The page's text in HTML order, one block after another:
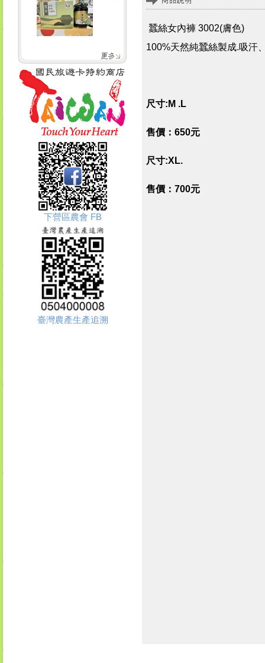
下營區農會 FB
臺灣農產生產追溯
蠶絲女內褲 3002(膚色)
100%天然純蠶絲製成.吸汗
尺寸:M .L
售價：650元
尺寸:XL.
售價：700元